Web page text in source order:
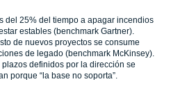
del 25% del tiempo a apagar incendios
estables (benchmark Gartner).
de nuevos proyectos se consume
de legado (benchmark McKinsey).
definidos por la dirección se
porque “la base no soporta”.